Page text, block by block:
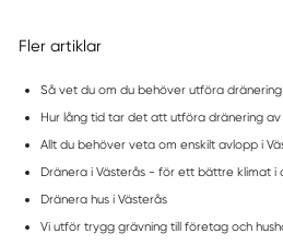
Fler artiklar
Så vet du om du behöver utföra
Hur lång tid tar det att utföra dränering av
Allt du behöver veta om enskilt avlopp i
Dränera i Västerås - för ett bättre klimat i
Dränera hus i Västerås
Vi utför trygg grävning till företag och